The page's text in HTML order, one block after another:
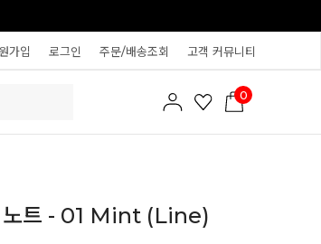
가입 로그인 주문/배송조회 고객 커뮤니티
0
노트 - 01 Mint (Line)